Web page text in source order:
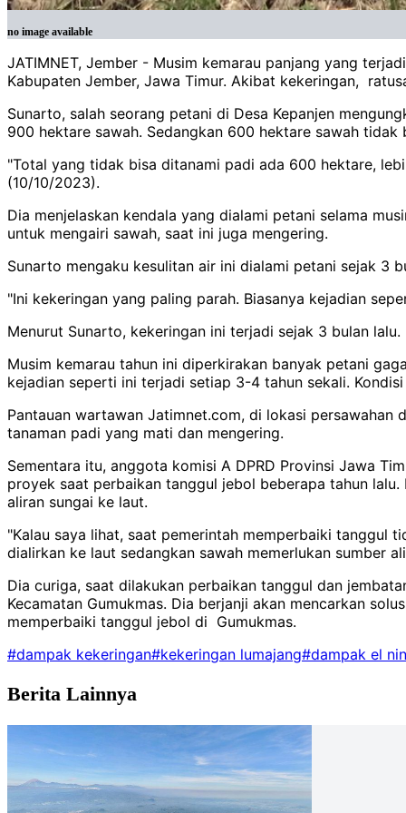
no image available
JATIMNET, Jember - Musim kemarau panjang yang
Kabupaten Jember, Jawa Timur. Akibat kekeringan,
Sunarto, salah seorang petani di Desa Kepanjen
900 hektare sawah. Sedangkan 600 hektare sawah
"Total yang tidak bisa ditanami padi ada 600 hektare,
(10/10/2023).
Dia menjelaskan kendala yang dialami petani selama
untuk mengairi sawah, saat ini juga mengering.
Sunarto mengaku kesulitan air ini dialami petani sejak 3
"Ini kekeringan yang paling parah. Biasanya kejadian
Menurut Sunarto, kekeringan ini terjadi sejak 3 bulan
Musim kemarau tahun ini diperkirakan banyak petani
kejadian seperti ini terjadi setiap 3-4 tahun sekali.
Pantauan wartawan Jatimnet.com, di lokasi persawahan
tanaman padi yang mati dan mengering.
Sementara itu, anggota komisi A DPRD Provinsi Jawa
proyek saat perbaikan tanggul jebol beberapa tahun
aliran sungai ke laut.
"Kalau saya lihat, saat pemerintah memperbaiki tanggul
dialirkan ke laut sedangkan sawah memerlukan sumber
Dia curiga, saat dilakukan perbaikan tanggul dan
Kecamatan Gumukmas. Dia berjanji akan mencarkan
memperbaiki tanggul jebol di Gumukmas.
#dampak kekeringan#kekeringan lumajang#dampak el
Berita Lainnya